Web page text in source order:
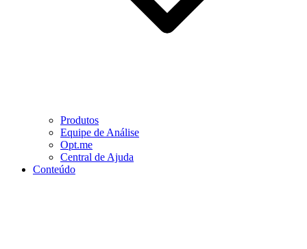
Produtos
Equipe de Análise
Opt.me
Central de Ajuda
Conteúdo